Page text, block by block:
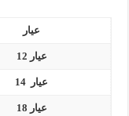
عيار
عيار 12
عيار 14
عيار 18